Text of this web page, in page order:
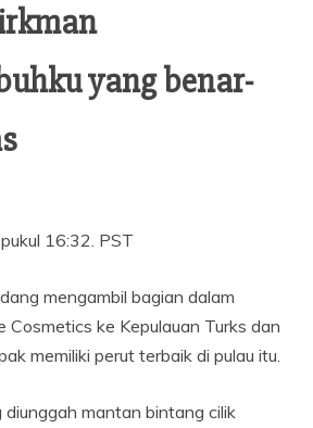
yang benar-
16:32. PST
mengambil bagian dalam
Cosmetics ke Kepulauan Turks dan
memiliki perut terbaik di pulau itu.
mantan bintang cilik